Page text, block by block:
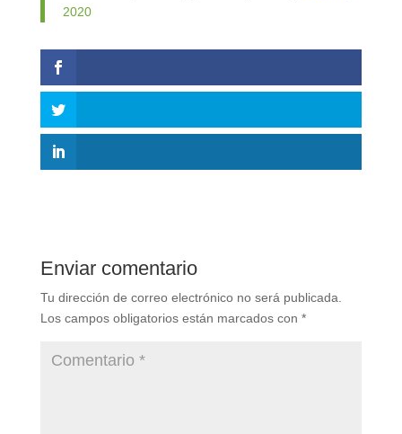
2020
Enviar comentario
Tu dirección de correo electrónico no será publicada.
Los campos obligatorios están marcados con *